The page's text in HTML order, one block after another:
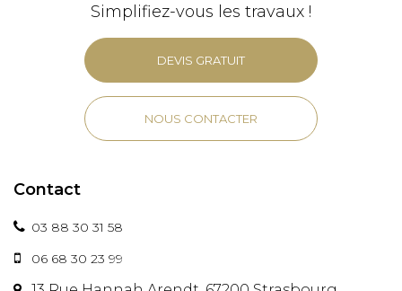
Simplifiez-vous les travaux !
DEVIS GRATUIT
NOUS CONTACTER
Contact
03 88 30 31 58
06 68 30 23 99